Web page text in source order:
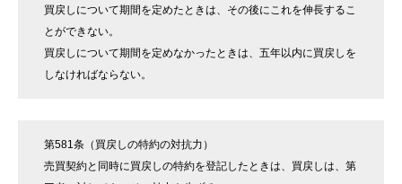
買戻しについて期間を定めたときは、その後にこれを伸長するこ
とができない。
買戻しについて期間を定めなかったときは、五年以内に買戻しを
しなければならない。
第581条（買戻しの特約の対抗力）
売買契約と同時に買戻しの特約を登記したときは、買戻しは、第